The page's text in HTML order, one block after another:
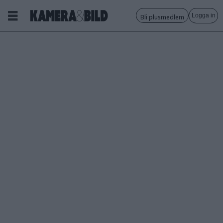
Bli plusmedlem Logga in